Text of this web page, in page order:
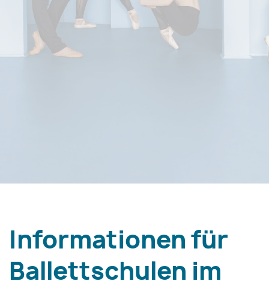
Informationen für
Ballettschulen im